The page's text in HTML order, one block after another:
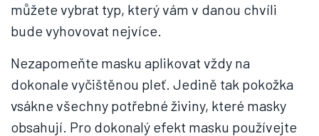
můžete vybrat typ, který vám v danou chvíli
bude vyhovovat nejvíce.
Nezapomeňte masku aplikovat vždy na
dokonale vyčištěnou pleť. Jedině tak pokožka
vsákne všechny potřebné živiny, které masky
obsahují. Pro dokonalý efekt masku používejte